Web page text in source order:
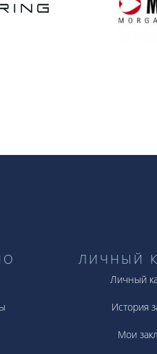
ЛИЧНЫЙ
Личный
История
Мои